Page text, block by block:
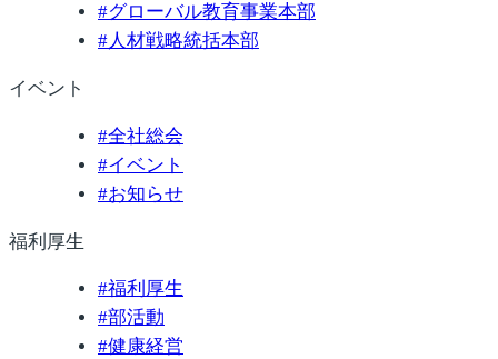
#グローバル教育事業本部
#人材戦略統括本部
イベント
#全社総会
#イベント
#お知らせ
福利厚生
#福利厚生
#部活動
#健康経営